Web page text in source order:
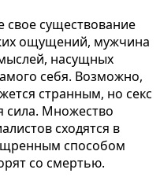
свое существование
ощущений, мужчина
насущных
себя. Возможно,
странным, но секс
Множество
сходятся в
способом
со смертью.